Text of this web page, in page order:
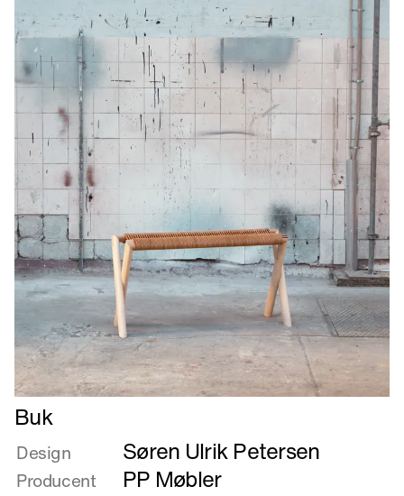
Læs
mere
om
Buk
Buk
Design Søren Ulrik Petersen
Producent PP Møbler